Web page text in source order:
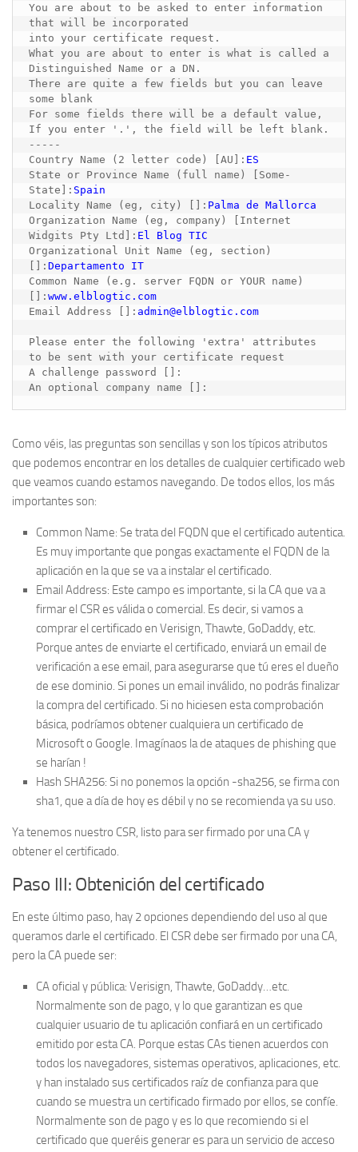
You are about to be asked to enter information
that will be incorporated
into your certificate request.
What you are about to enter is what is called a
Distinguished Name or a DN.
There are quite a few fields but you can leave
some blank
For some fields there will be a default value,
If you enter '.', the field will be left blank.
-----
Country Name (2 letter code) [AU]: ES
State or Province Name (full name) [Some-
State]: Spain
Locality Name (eg, city) []: Palma de Mallorca
Organization Name (eg, company) [Internet
Widgits Pty Ltd]: El Blog TIC
Organizational Unit Name (eg, section)
[]: Departamento IT
Common Name (e.g. server FQDN or YOUR name)
[]: www.elblogtic.com
Email Address []: admin@elblogtic.com
Please enter the following 'extra' attributes
to be sent with your certificate request
A challenge password []:
An optional company name []:
Como véis, las preguntas son sencillas y son los típicos atributos
que podemos encontrar en los detalles de cualquier certificado web
que veamos cuando estamos navegando. De todos ellos, los más
importantes son:
Common Name: Se trata del FQDN que el certificado autentica.
Es muy importante que pongas exactamente el FQDN de la
aplicación en la que se va a instalar el certificado.
Email Address: Este campo es importante, si la CA que va a
firmar el CSR es válida o comercial. Es decir, si vamos a
comprar el certificado en Verisign, Thawte, GoDaddy, etc.
Porque antes de enviarte el certificado, enviará un email de
verificación a ese email, para asegurarse que tú eres el dueño
de ese dominio. Si pones un email inválido, no podrás finalizar
la compra del certificado. Si no hiciesen esta comprobación
básica, podríamos obtener cualquiera un certificado de
Microsoft o Google. Imagínaos la de ataques de phishing que
se harían !
Hash SHA256: Si no ponemos la opción -sha256, se firma con
sha1, que a día de hoy es débil y no se recomienda ya su uso.
Ya tenemos nuestro CSR, listo para ser firmado por una CA y
obtener el certificado.
Paso III: Obtenición del certificado
En este último paso, hay 2 opciones dependiendo del uso al que
queramos darle el certificado. El CSR debe ser firmado por una CA,
pero la CA puede ser:
CA oficial y pública: Verisign, Thawte, GoDaddy…etc.
Normalmente son de pago, y lo que garantizan es que
cualquier usuario de tu aplicación confiará en un certificado
emitido por esta CA. Porque estas CAs tienen acuerdos con
todos los navegadores, sistemas operativos, aplicaciones, etc.
y han instalado sus certificados raíz de confianza para que
cuando se muestra un certificado firmado por ellos, se confíe.
Normalmente son de pago y es lo que recomiendo si el
certificado que queréis generar es para un servicio de acceso